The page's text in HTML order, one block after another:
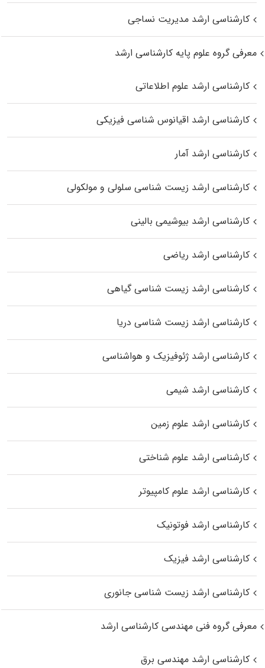
کارشناسی ارشد مدیریت نساجی
معرفی گروه علوم پایه کارشناسی ارشد
کارشناسی ارشد علوم اطلاعاتی
کارشناسی ارشد اقیانوس‌ شناسی فیزیکی
کارشناسی ارشد آمار
کارشناسی ارشد زیست شناسی سلولی و مولکولی
کارشناسی ارشد بیوشیمی بالینی
کارشناسی ارشد ریاضی
کارشناسی ارشد زیست‌ شناسی گیاهی
کارشناسی ارشد زیست‌ شناسی دریا
کارشناسی ارشد ژئوفیزیک و هواشناسی
کارشناسی ارشد شیمی
کارشناسی ارشد علوم زمین
کارشناسی ارشد علوم شناختی
کارشناسی ارشد علوم کامپیوتر
کارشناسی ارشد فوتونیک
کارشناسی ارشد فیزیک
کارشناسی ارشد زیست‌ شناسی جانوری
معرفی گروه فنی مهندسی کارشناسی ارشد
کارشناسی ارشد مهندسی برق